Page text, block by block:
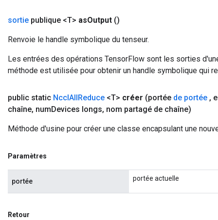
sortie publique <T> asOutput ()
Renvoie le handle symbolique du tenseur.
Les entrées des opérations TensorFlow sont les sorties
méthode est utilisée pour obtenir un handle symbolique qui
public static NcclAllReduce <T> créer (portée de portée ,
chaîne, numDevices longs, nom partagé de chaîne)
Méthode d'usine pour créer une classe encapsulant une
Paramètres
portée portée actuelle
Retour